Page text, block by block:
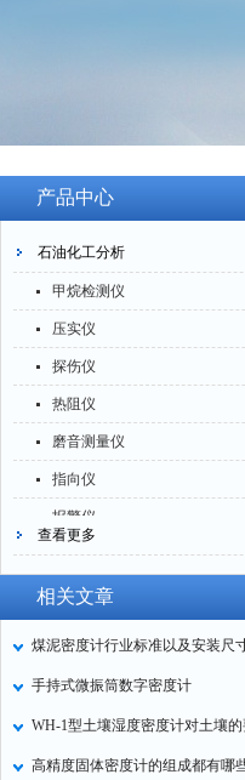
产品中心
石油化工分析
甲烷检测仪
压实仪
探伤仪
热阻仪
磨音测量仪
指向仪
报警仪
灰分仪
氮氧化物仪
查看更多
相关文章
煤泥密度计行业标准以及安装尺
手持式微振筒数字密度计
WH-1型土壤湿度密度计对土壤
高精度固体密度计的组成都有哪